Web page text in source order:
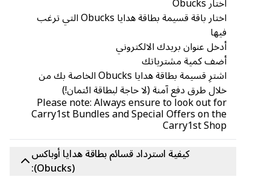
اختار باقة قسيمة بطاقة هدايا Obucks التي ترغب
أدخل عنوان بريدك الالكتروني
أضف كمية مشترياتك
اشترِ قسيمة بطاقة هدايا Obucks الخاصة بك من
خلال طرق دفع آمنة (لا حاجة لبطاقة ائتمان!)
Please note: Always ensure to look out for
Carry1st Bundles and Special Offers on the
Carry1st Shop
كيفية استرداد قسائم بطاقة هدايا أوباكس